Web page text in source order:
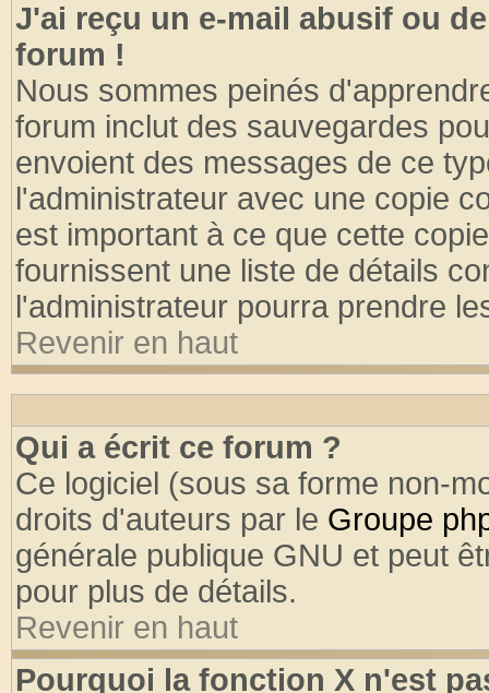
J'ai reçu un e-mail abusif ou
forum !
Nous sommes peinés
forum inclut des sauvegardes
envoient des messages de ce
l'administrateur avec une copie
est important à ce que cette
fournissent une liste de détails
l'administrateur pourra prendre
Revenir en haut
Qui a écrit ce forum ?
Ce logiciel (sous sa forme non-
droits d'auteurs par le Groupe
générale publique GNU et peut
pour plus de détails.
Revenir en haut
Pourquoi la fonction X n'est